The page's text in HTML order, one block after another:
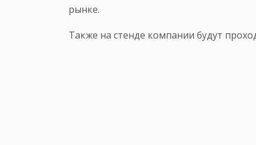
рынке.
Также на стенде компании будут